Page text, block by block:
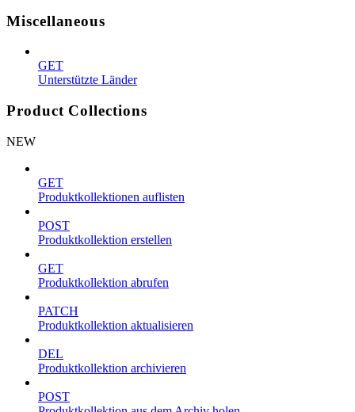
Miscellaneous
GET
Unterstützte Länder
Product Collections
NEW
GET
Produktkollektionen auflisten
POST
Produktkollektion erstellen
GET
Produktkollektion abrufen
PATCH
Produktkollektion aktualisieren
DEL
Produktkollektion archivieren
POST